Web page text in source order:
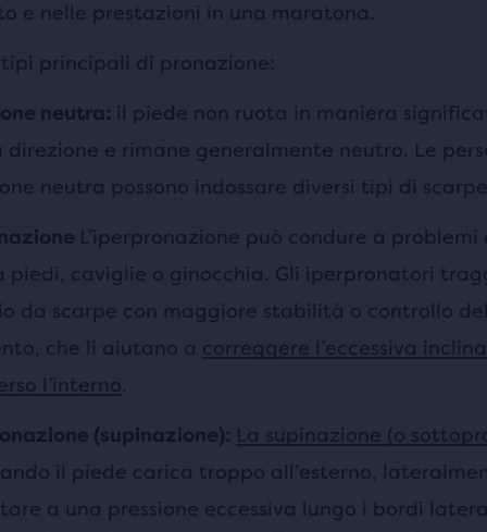
e nelle prestazioni in una maratona.
tipi principali di pronazione:
neutra: il piede non ruota in maniera
direzione e rimane generalmente neutro. Le
neutra possono indossare diversi tipi di
L’iperpronazione può condure a problemi
piedi, caviglie o ginocchia. Gli iperpronatori
da scarpe con maggiore stabilità o controllo
che li aiutano a correggere l’eccessiva
l’interno.
(supinazione): La supinazione (o
il piede carica troppo all’esterno,
a una pressione eccessiva lungo i bordi